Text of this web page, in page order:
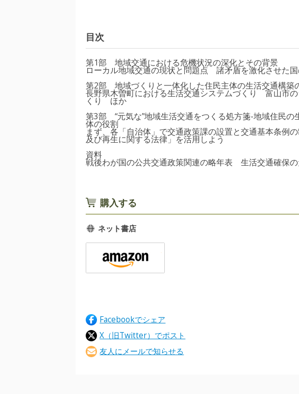
目次
第1部 地域交通における危機状況の深化とその背景
ローカル地域交通の現状と問題点 諸矛盾を激化させた
第2部 地域づくりと一体化した住民主体の生活交通構築
長野県木曽町における生活交通システムづくり 富山市
くり ほか
第3部 “元気な”地域生活交通をつくる処方箋-地域住民の
体の役割
まず、各「自治体」で交通政策課の設置と交通基本条例
及び再生に関する法律」を活用しよう
資料
戦後わが国の公共交通政策関連の略年表 生活交通確保
購入する
ネット書店
Facebookでシェア
X（旧Twitter）でポスト
友人にメールで知らせる